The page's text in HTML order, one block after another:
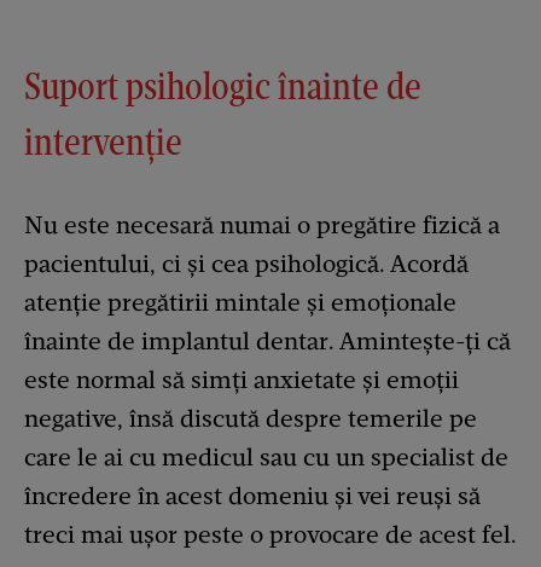
Suport psihologic înainte de
intervenție
Nu este necesară numai o pregătire fizică a
pacientului, ci și cea psihologică. Acordă
atenție pregătirii mintale și emoționale
înainte de implantul dentar. Amintește-ți că
este normal să simți anxietate și emoții
negative, însă discută despre temerile pe
care le ai cu medicul sau cu un specialist de
încredere în acest domeniu și vei reuși să
treci mai ușor peste o provocare de acest fel.